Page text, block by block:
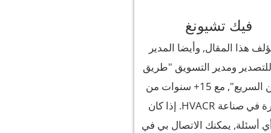
فيك تشيونغ
هذا المقال, وأيضا المدير
للتصدير ومدير التسويق "طريق
الصين السريع", مع 15+ سنوات من
الخبرة في صناعة HVACR. إذا كان
أسئلة, يمكنك الاتصال بي في